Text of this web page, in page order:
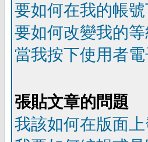
要如何在我的帳
要如何改變我的
當我按下使用者
張貼文章的問題
我該如何在版面